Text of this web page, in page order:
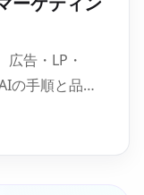
告・LP・
の手順と品質